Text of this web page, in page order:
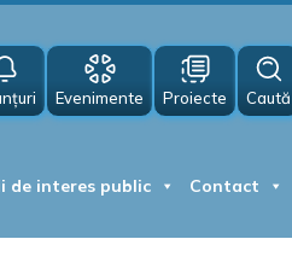
Evenimente Proiecte Caută
de interes public Contact